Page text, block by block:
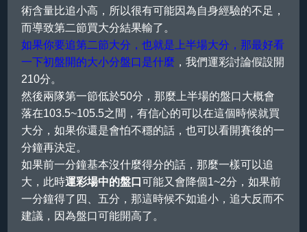
術含量比追小高，所以很有可能因為自身經驗的不足，
而導致第二節買大分結果輸了。
如果你要追第二節大分，也就是上半場大分，那最好看
一下初盤開的大小分盤口是什麼 ，我們運彩討論假設開
210分。
然後兩隊第一節低於50分，那麼上半場的盤口大概會
落在103.5~105.5之間，有信心的可以在這個時候就買
大分，如果你還是會怕不穩的話，也可以看開賽後的一
分鐘再決定。
如果前一分鐘基本沒什麼得分的話，那麼一樣可以追
大，此時運彩場中的盤口可能又會降個1~2分，如果前
一分鐘得了四、五分，那這時候不如追小，追大反而不
建議，因為盤口可能開高了。